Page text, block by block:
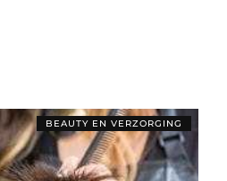
BEAUTY EN VERZORGING